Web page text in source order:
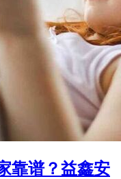
靠谱？益鑫安